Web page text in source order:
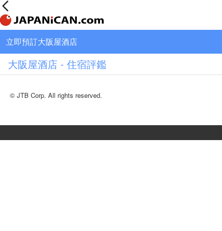
立即預訂大阪屋酒店
大阪屋酒店 - 住宿評鑑
© JTB Corp. All rights reserved.